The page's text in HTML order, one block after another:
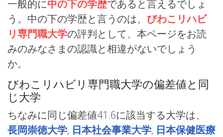
一般的に中の下の学歴であると言えるでしょ
う。中の下の学歴と言うのは、 びわこリハビ
リ専門職大学の評判として、本ページをお読
みのみなさまの認識と相違がないでしょう
か。
びわこリハビリ専門職大学の偏差値と同
じ大学
ちなみに同じ偏差値41.6に該当する大学は、
長岡崇徳大学, 日本社会事業大学, 日本保健医療